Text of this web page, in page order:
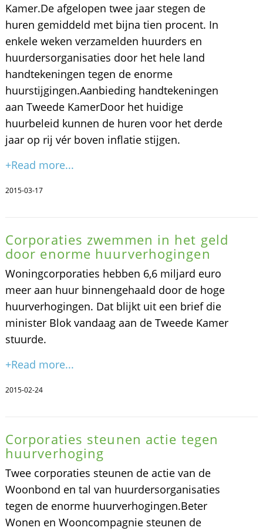
Kamer.De afgelopen twee jaar stegen de
huren gemiddeld met bijna tien procent. In
enkele weken verzamelden huurders en
huurdersorganisaties door het hele land
handtekeningen tegen de enorme
huurstijgingen.Aanbieding handtekeningen
aan Tweede KamerDoor het huidige
huurbeleid kunnen de huren voor het derde
jaar op rij vér boven inflatie stijgen.
+Read more...
2015-03-17
Corporaties zwemmen in het geld
door enorme huurverhogingen
Woningcorporaties hebben 6,6 miljard euro
meer aan huur binnengehaald door de hoge
huurverhogingen. Dat blijkt uit een brief die
minister Blok vandaag aan de Tweede Kamer
stuurde.
+Read more...
2015-02-24
Corporaties steunen actie tegen
huurverhoging
Twee corporaties steunen de actie van de
Woonbond en tal van huurdersorganisaties
tegen de enorme huurverhogingen.Beter
Wonen en Wooncompagnie steunen de